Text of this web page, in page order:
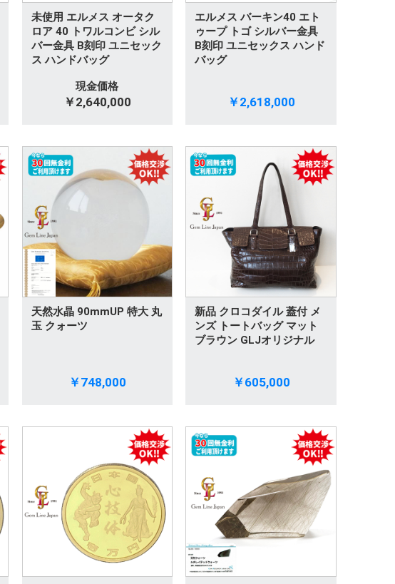
未使用 エルメス オータク
ロア 40 トワルコンビ シル
バー金具 B刻印 ユニセック
ス ハンドバッグ
現金価格
￥2,640,000
エルメス バーキン40 エト
ゥープ トゴ シルバー金具
B刻印 ユニセックス ハンド
バッグ
￥2,618,000
天然水晶 90mmUP 特大 丸
玉 クォーツ
￥748,000
新品 クロコダイル 蓋付 メ
ンズ トートバッグ マット
ブラウン GLJオリジナル
￥605,000